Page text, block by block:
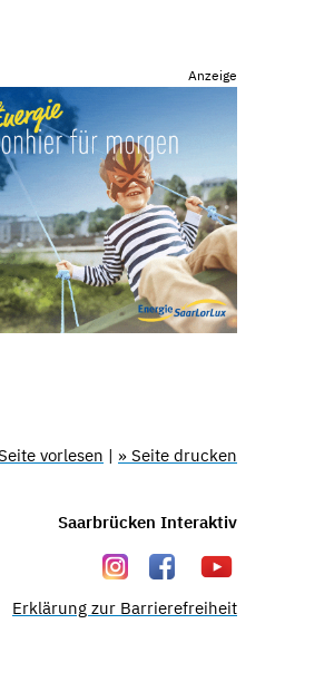
Anzeige
vorlesen | » Seite drucken
Saarbrücken Interaktiv
Erklärung zur Barrierefreiheit